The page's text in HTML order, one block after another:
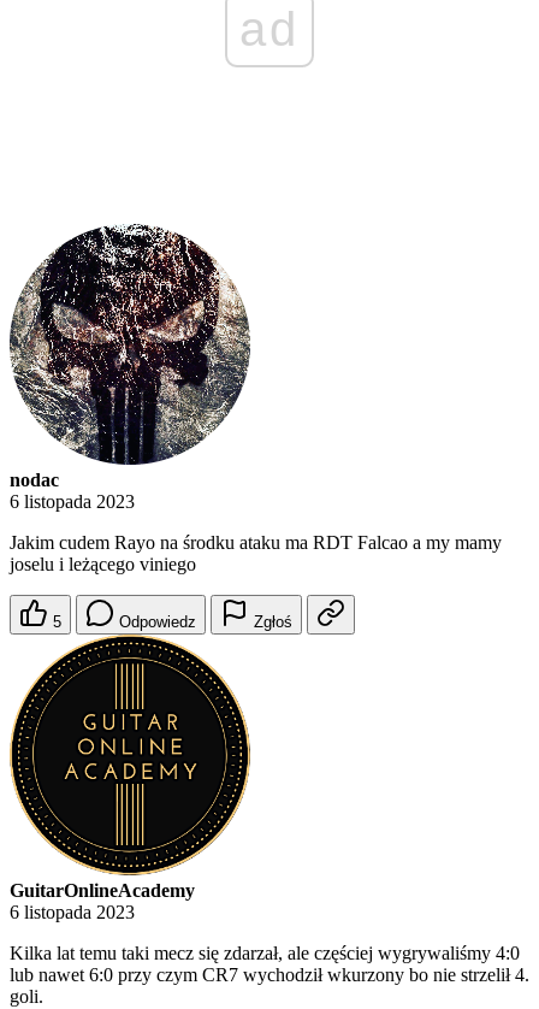
ad
nodac
6 listopada 2023
Jakim cudem Rayo na środku ataku ma RDT Falcao a my mamy
joselu i leżącego viniego
5 Odpowiedz Zgłoś
GuitarOnlineAcademy
6 listopada 2023
Kilka lat temu taki mecz się zdarzał, ale częściej wygrywaliśmy 4:0
lub nawet 6:0 przy czym CR7 wychodził wkurzony bo nie strzelił 4.
goli.